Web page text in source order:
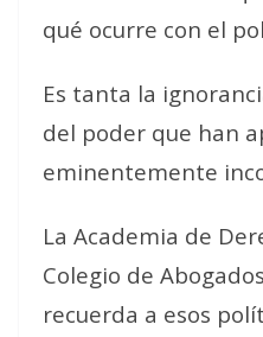
qué ocurre con el
Es tanta la
del poder que han
eminentemente
La Academia de
Colegio de
recuerda a esos